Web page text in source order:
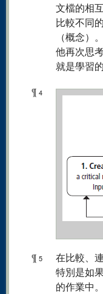
文檔的相
比較不同
（概念）
他再次思
就是學習的
¶ 4
¶ 5
在比較、
特別是如
的作業中